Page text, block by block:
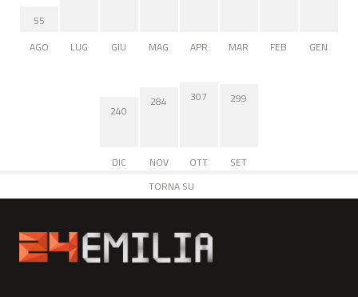
55
AGO
LUG GIU MAG APR MAR FEB GEN
240
DIC
284
NOV
307
OTT
299
SET
TORNA SU